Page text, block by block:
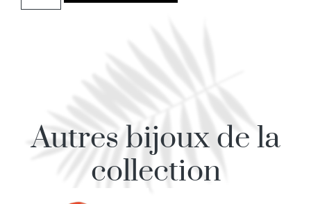
Autres bijoux de la
collection